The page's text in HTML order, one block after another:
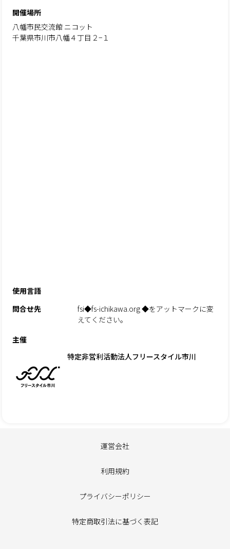
開催場所
八幡市民交流館 ニコット
千葉県市川市八幡４丁目２−１
使用言語
問合せ先
fsi◆fs-ichikawa.org ◆をアットマークに変
えてください。
主催
特定非営利活動法人フリースタイル市川
運営会社
利用規約
プライバシーポリシー
特定商取引法に基づく表記